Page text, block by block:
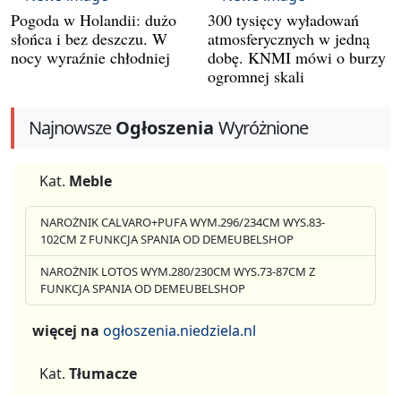
Pogoda w Holandii: dużo
słońca i bez deszczu. W
nocy wyraźnie chłodniej
300 tysięcy wyładowań
atmosferycznych w jedną
dobę. KNMI mówi o burzy
ogromnej skali
NajnowszeOgłoszenia Wyróżnione
Kat. Meble
NAROŻNIK CALVARO+PUFA WYM.296/234CM WYS.83-
102CM Z FUNKCJA SPANIA OD DEMEUBELSHOP
NAROŻNIK LOTOS WYM.280/230CM WYS.73-87CM Z
FUNKCJA SPANIA OD DEMEUBELSHOP
więcej na ogłoszenia.niedziela.nl
Kat. Tłumacze